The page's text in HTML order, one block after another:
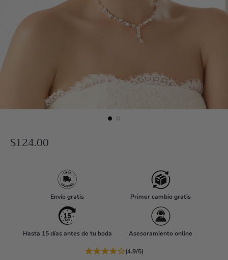
R
$124.00
Envío gratis Primer cambio gratis
Hasta 15 días antes de tu boda Asesoramiento online
★★★★☆(4.9/5)